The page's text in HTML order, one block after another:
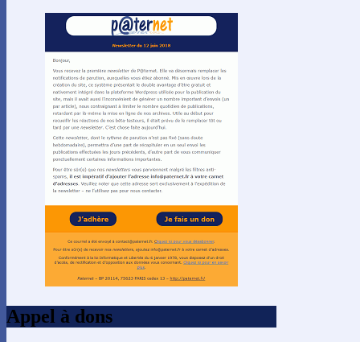
Appel à dons